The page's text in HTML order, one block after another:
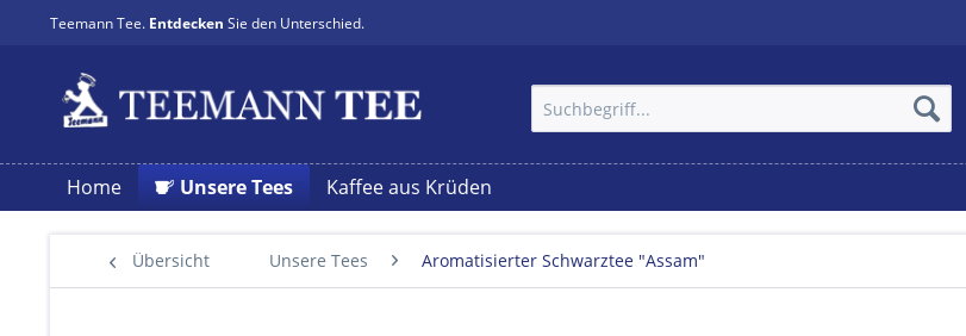
Teemann Tee. Entdecken Sie den Unterschied.
Home Unsere Tees Kaffee aus Krüden
Übersicht Unsere Tees Aromatisierter Schwarztee "Assam"